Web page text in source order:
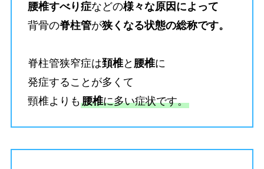
腰椎すべり症などの様々な原因によって
背骨の脊柱管が狭くなる状態の総称です。
脊柱管狭窄症は頚椎と 腰椎に
発症することが多くて
頸椎よりも腰椎に多い症状です。